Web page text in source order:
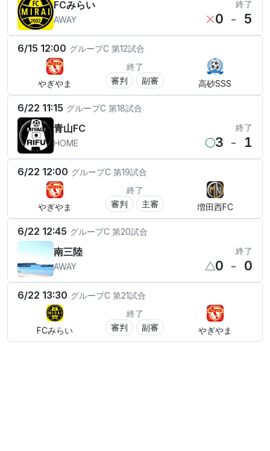
FCみらい
AWAY
終了
0 - 5
6/15 12:00 グループC 第12試合
やぎやま
終了
審判
副審 高砂SSS
6/22 11:15 グループC 第18試合
青山FC
HOME
終了
3 - 1
6/22 12:00 グループC 第19試合
やぎやま
終了
審判
主審 増田西FC
6/22 12:45 グループC 第20試合
南三陸
AWAY
終了
0 - 0
6/22 13:30 グループC 第21試合
FCみらい
終了
審判
副審 やぎやま